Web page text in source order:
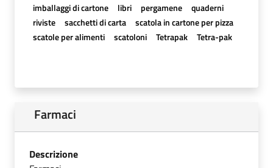
imballaggi di cartone
libri pergamene
quaderni
riviste
sacchetti di carta
scatola in cartone per pizza
scatole per alimenti
scatoloni Tetrapak Tetra-pak
Farmaci
Descrizione